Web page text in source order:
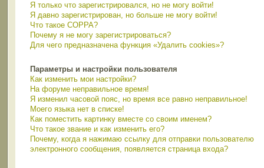
Я только что зарегистрировался, но не могу войти!
Я давно зарегистрирован, но больше не могу войти!
Что такое COPPA?
Почему я не могу зарегистрироваться?
Для чего предназначена функция «Удалить cookies»?
Параметры и настройки пользователя
Как изменить мои настройки?
На форуме неправильное время!
Я изменил часовой пояс, но время все равно неправильное!
Моего языка нет в списке!
Как поместить картинку вместе со своим именем?
Что такое звание и как изменить его?
Почему, когда я нажимаю ссылку для отправки пользователю
электронного сообщения, появляется страница входа?